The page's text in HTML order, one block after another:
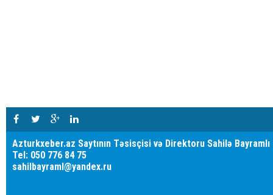
Azturkxeber.az Saytının Təsisçisi və Direktoru Sahilə Bayramlı
Tel: 050 776 84 75
sahilbayraml@yandex.ru